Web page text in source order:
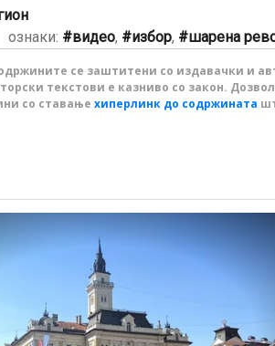
ознаки:
видео, избор, шарена
се заштитени со издавачки и
текстови е казниво со закон.
со ставање хиперлинк до содржината